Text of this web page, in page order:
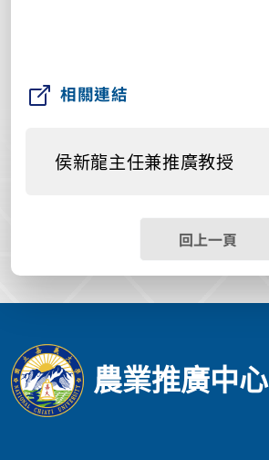
相關連結
侯新龍主任兼推廣教授
回上一頁
農業推廣中心